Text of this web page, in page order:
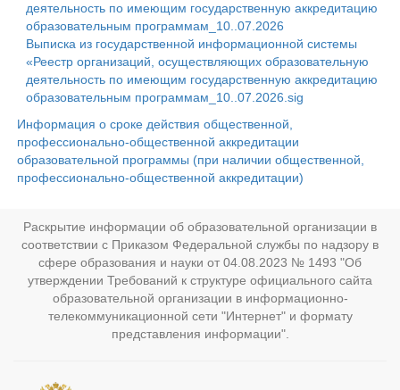
деятельность по имеющим государственную аккредитацию
образовательным программам_10..07.2026
Выписка из государственной информационной системы
«Реестр организаций, осуществляющих образовательную
деятельность по имеющим государственную аккредитацию
образовательным программам_10..07.2026.sig
Информация о сроке действия общественной,
профессионально-общественной аккредитации
образовательной программы (при наличии общественной,
профессионально-общественной аккредитации)
Раскрытие информации об образовательной организации в
соответствии с Приказом Федеральной службы по надзору в
сфере образования и науки от 04.08.2023 № 1493 "Об
утверждении Требований к структуре официального сайта
образовательной организации в информационно-
телекоммуникационной сети "Интернет" и формату
представления информации".